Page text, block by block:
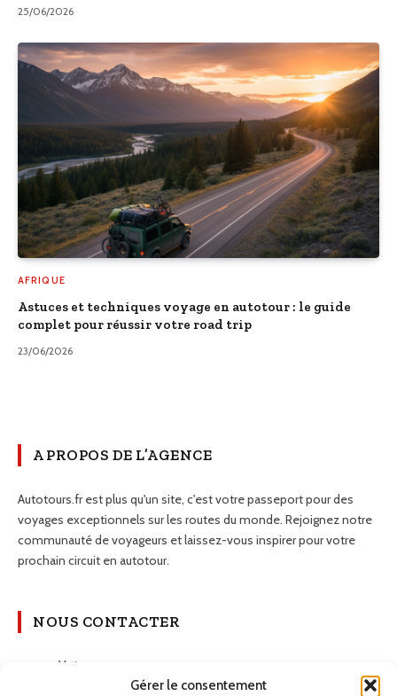
Gérer le consentement
25/06/2026
AFRIQUE
Astuces et techniques voyage en autotour : le guide
complet pour réussir votre road trip
23/06/2026
A PROPOS DE L’AGENCE
Autotours.fr est plus qu'un site, c'est votre passeport pour des
voyages exceptionnels sur les routes du monde. Rejoignez notre
communauté de voyageurs et laissez-vous inspirer pour votre
prochain circuit en autotour.
NOUS CONTACTER
Votre nom